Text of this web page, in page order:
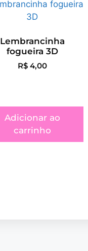
Lembrancinha
fogueira 3D
R$4,00
Adicionar ao
carrinho